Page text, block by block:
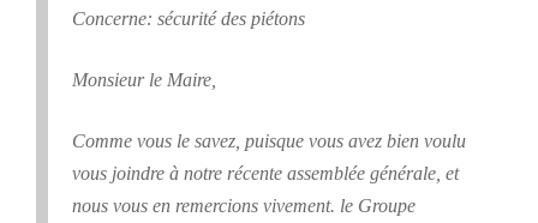
Concerne: sécurité des piétons
Monsieur le Maire,
Comme vous le savez, puisque vous avez bien voulu
vous joindre à notre récente assemblée générale, et
nous vous en remercions vivement. le Groupe